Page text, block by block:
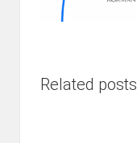
Related posts